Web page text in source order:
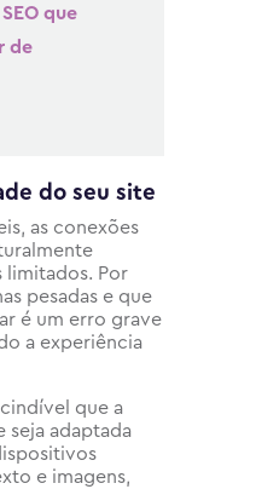
que
de
do seu site
as conexões
limitados. Por
pesadas e que
é um erro grave
a experiência
que a
seja adaptada
e imagens,